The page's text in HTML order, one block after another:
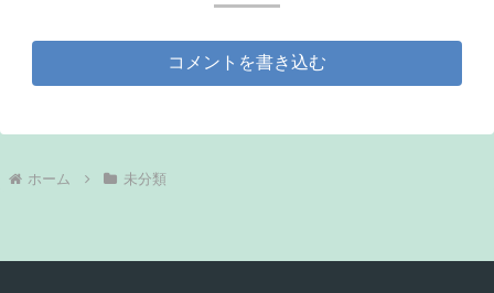
コメントを書き込む
ホーム 未分類